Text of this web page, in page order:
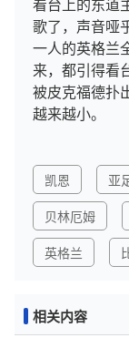
歌了，声音哑
一人的英格兰
来，都引得看
被皮克福德扑
越来越小。
凯恩 亚
贝林厄姆
英格兰
相关内容